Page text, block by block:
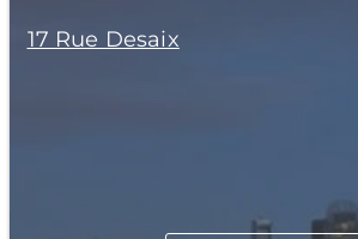
17 Rue Desaix